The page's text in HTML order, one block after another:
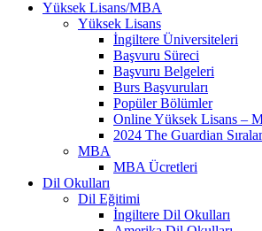
Yüksek Lisans/MBA
Yüksek Lisans
İngiltere Üniversiteleri
Başvuru Süreci
Başvuru Belgeleri
Burs Başvuruları
Popüler Bölümler
Online Yüksek Lisans –
2024 The Guardian
MBA
MBA Ücretleri
Dil Okulları
Dil Eğitimi
İngiltere Dil Okulları